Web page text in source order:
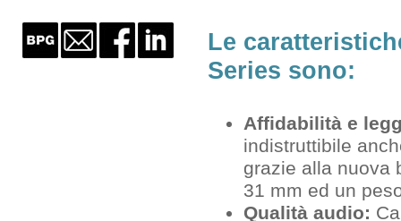
Le
Series sono:
Affidabilità e
indistruttibile
grazie alla nuova
31 mm ed un
Qualità audio: